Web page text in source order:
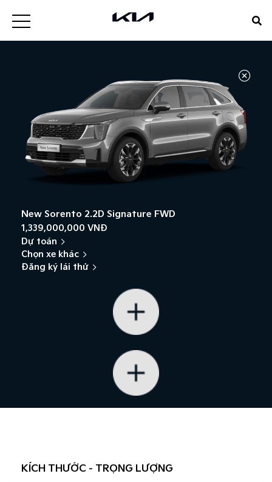
New Sorento 2.2D Signature FWD
1,339,000,000 VNĐ
Dự toán
Chọn xe khác
Đăng ký lái thử
KÍCH THƯỚC - TRỌNG LƯỢNG